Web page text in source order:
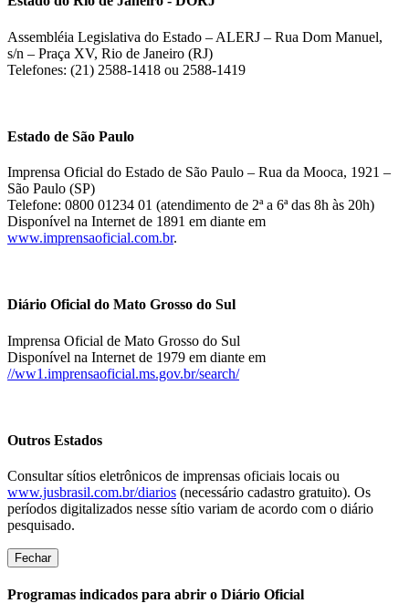
Assembléia Legislativa do Estado – ALERJ – Rua Dom Manuel,
s/n – Praça XV, Rio de Janeiro (RJ)
Telefones: (21) 2588-1418 ou 2588-1419
Estado de São Paulo
Imprensa Oficial do Estado de São Paulo – Rua da Mooca, 1921 –
São Paulo (SP)
Telefone: 0800 01234 01 (atendimento de 2ª a 6ª das 8h às 20h)
Disponível na Internet de 1891 em diante em
www.imprensaoficial.com.br.
Diário Oficial do Mato Grosso do Sul
Imprensa Oficial de Mato Grosso do Sul
Disponível na Internet de 1979 em diante em
//ww1.imprensaoficial.ms.gov.br/search/
Outros Estados
Consultar sítios eletrônicos de imprensas oficiais locais ou
www.jusbrasil.com.br/diarios (necessário cadastro gratuito). Os
períodos digitalizados nesse sítio variam de acordo com o diário
pesquisado.
Fechar
Programas indicados para abrir o Diário Oficial